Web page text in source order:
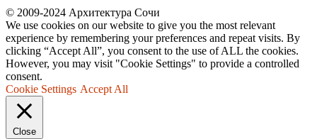
© 2009-2024 Архитектура Сочи
We use cookies on our website to give you the most relevant
experience by remembering your preferences and repeat visits. By
clicking “Accept All”, you consent to the use of ALL the cookies.
However, you may visit "Cookie Settings" to provide a controlled
consent.
Cookie Settings Accept All
Close